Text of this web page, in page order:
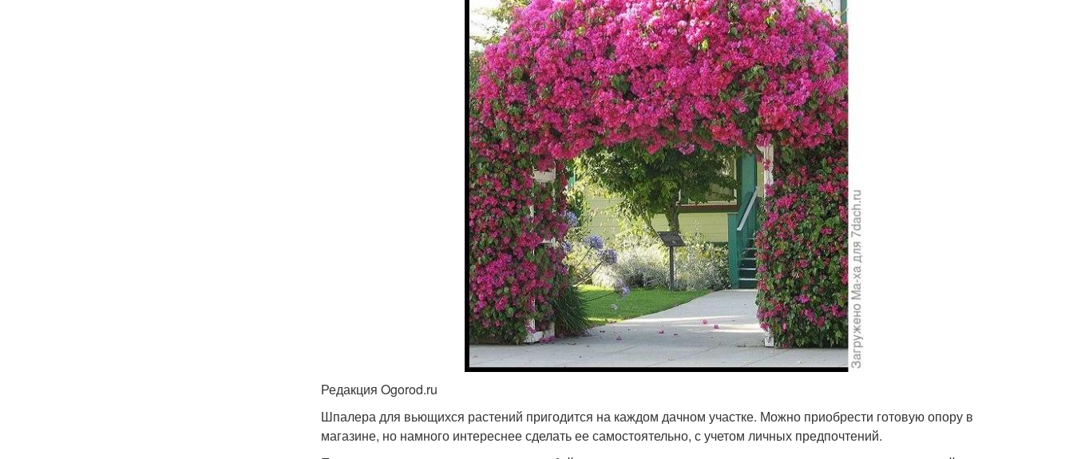
Редакция Ogorod.ru
Шпалера для вьющихся растений пригодится на каждом дачном участке. Можно приобрести готовую опору в
магазине, но намного интереснее сделать ее самостоятельно, с учетом личных предпочтений.